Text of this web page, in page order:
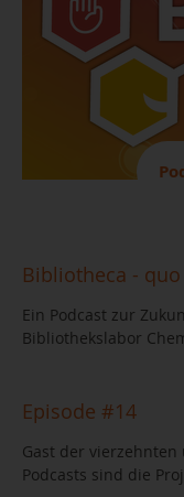
Bibliotheca - quo
Ein Podcast zur
Bibliothekslabor
Episode #14
Gast der
Podcasts sind die